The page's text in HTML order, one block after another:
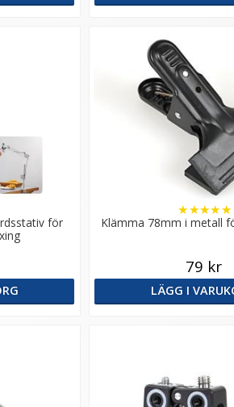
för
Klämma 78mm i metall
★★★★★
79 kr
LÄGG I